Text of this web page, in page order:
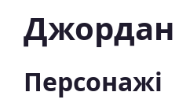
Джордан
Персонажі